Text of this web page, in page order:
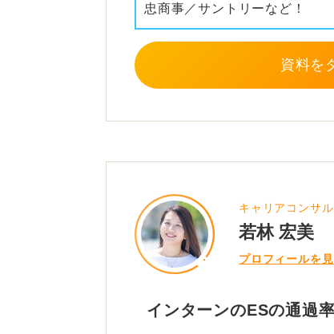
忠商事／サントリーなど！
資料を
キャリアコンサ
若林 宏美
プロフィールを
インターンのESの通過